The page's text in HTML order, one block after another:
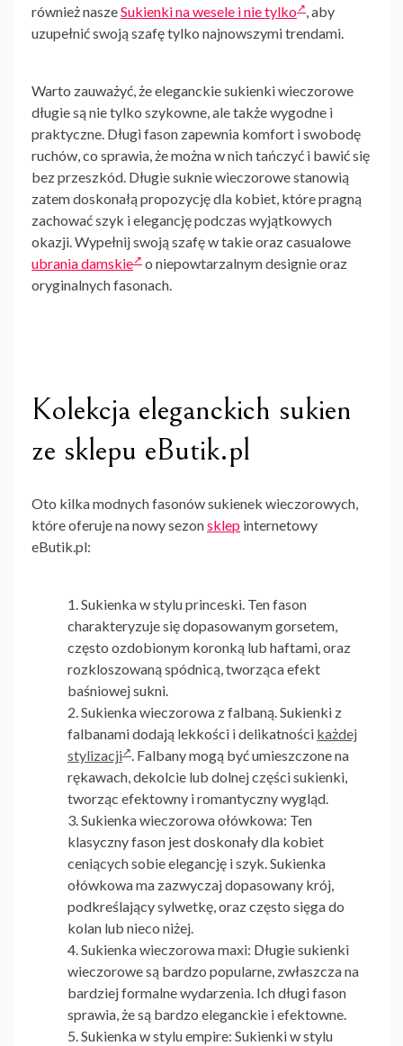
również naszeSukienki na wesele i nie tylko , aby
uzupełnić swoją szafę tylko najnowszymi trendami.
Warto zauważyć, żeeleganckie sukienki wieczorowe
długie są nie tylko szykowne, ale także wygodne i
praktyczne. Długi fason zapewnia komfort i swobodę
ruchów, co sprawia, że można w nich tańczyć i bawić się
bez przeszkód. Długie suknie wieczorowe stanowią
zatem doskonałą propozycję dla kobiet, które pragną
zachować szyk i elegancję podczas wyjątkowych
okazji. Wypełnij swoją szafę w takie oraz casualowe
ubrania damskie
o niepowtarzalnym designie oraz
oryginalnych fasonach.
Kolekcja eleganckich sukien
ze sklepu eButik.pl
Oto kilka modnych fasonów sukienek wieczorowych,
które oferuje na nowy sezonsklep internetowy
eButik.pl:
Sukienka w stylu princeski. Ten fason
charakteryzuje się dopasowanym gorsetem,
często ozdobionym koronką lub haftami, oraz
rozkloszowaną spódnicą, tworząca efekt
baśniowej sukni.
Sukienka wieczorowa z falbaną.Sukienki z
falbanami dodają lekkości i delikatności każdej
stylizacji . Falbany mogą być umieszczone na
rękawach, dekolcie lub dolnej części sukienki,
tworząc efektowny i romantyczny wygląd.
Sukienka wieczorowa ołówkowa: Ten
klasyczny fason jest doskonały dla kobiet
ceniących sobie elegancję i szyk. Sukienka
ołówkowa ma zazwyczaj dopasowany krój,
podkreślający sylwetkę, oraz często sięga do
kolan lub nieco niżej.
Sukienka wieczorowa maxi: Długie sukienki
wieczorowe są bardzo popularne, zwłaszcza na
bardziej formalne wydarzenia. Ich długi fason
sprawia, że są bardzo eleganckie i efektowne.
Sukienka w stylu empire: Sukienki w stylu